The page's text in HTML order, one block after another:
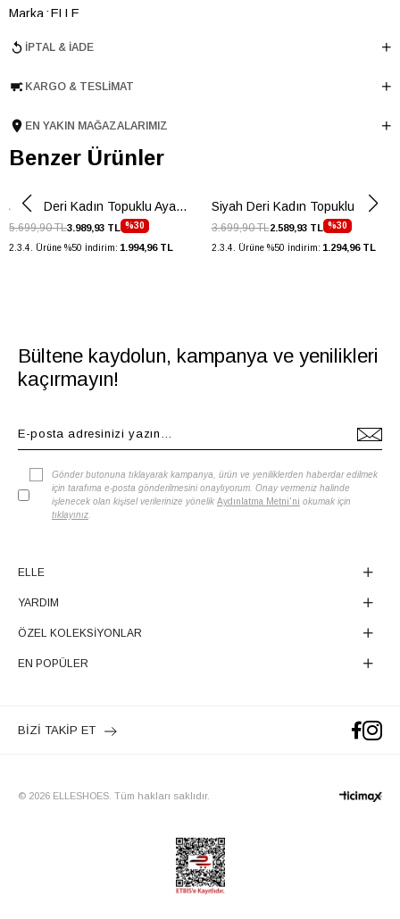
Marka ELLE
Cinsiyet
KADIN
Astar Malzemesi İnek Derisi
Ürün Cinsi Orta Topuk
Ürün Grubu AYAKKABI
İPTAL & İADE
KARGO & TESLIMAT
EN YAKIN MAĞAZALARIMIZ
Benzer Ürünler
Siyah Deri Kadın Topuklu Ayakkabı
%30
3.989,93 TL
5.699,90 TL
2.3.4. Ürüne %50 İndirim: 1.994,96 TL
Siyah Deri Kadın Topuklu Ayakkabı
%30
2.589,93 TL
3.699,90 TL
2.3.4. Ürüne %50 İndirim: 1.294,96 TL
Bültene kaydolun, kampanya ve yenilikleri
kaçırmayın!
Gönder butonuna tıklayarak kampanya, ürün ve yeniliklerden haberdar edilmek
için tarafıma e-posta gönderilmesini onaylıyorum. Onay vermeniz halinde
işlenecek olan kişisel verilerinize yönelik Aydınlatma Metni'ni okumak için
tıklayınız
ELLE
YARDIM
ÖZEL KOLEKSİYONLAR
EN POPÜLER
BİZİ TAKİP ET
© 2026 ELLESHOES. Tüm hakları saklıdır.